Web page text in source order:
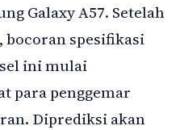
Galaxy A57. Setelah
bocoran spesifikasi
ini mulai
para penggemar
Diprediksi akan